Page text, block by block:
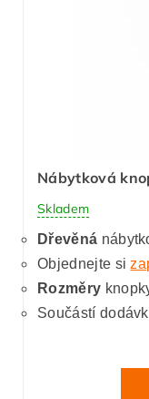
Nábytková
Skladem
Dřevěná
Objednejte si
Rozměry
Součástí